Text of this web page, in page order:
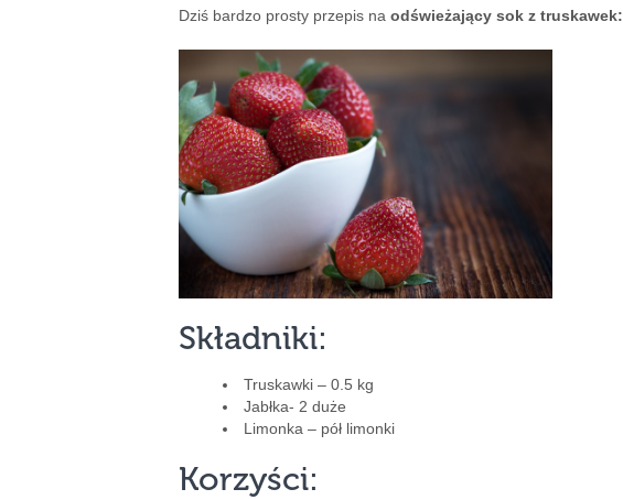
Dziś bardzo prosty przepis na odświeżający sok z truskawek:
Składniki:
Truskawki – 0.5 kg
Jabłka- 2 duże
Limonka – pół limonki
Korzyści: